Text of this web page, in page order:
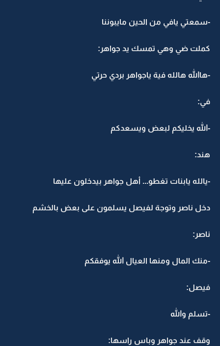
-سمعتي يافي من الحين مايبوننا
كملت ضي وهي تمسك يد جواهر:
-هاالله هالله فية ياجواهر بردي حرتي
في:
-الله يخليكم لبعض ويسعدكم
هند:
-يالله يابنات تغطو... أهل جواهر بيدخلون عليها
دخل ناصر وتوجة لفيصل يسلمون على بعض بالخشم
ناصر:
-منك المال ومنها العيال الله يوفقكم
فيصل:
-تسلم والله
وقف عند جواهر وباس راسها: